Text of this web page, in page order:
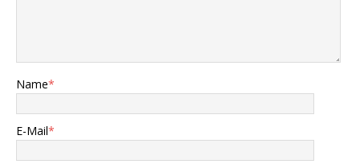
Name*
E-Mail*